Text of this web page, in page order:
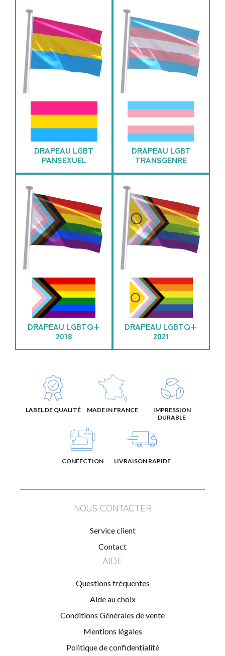
DRAPEAU LGBT
PANSEXUEL
DRAPEAU LGBT
TRANSGENRE
DRAPEAU LGBTQ+
2018
DRAPEAU LGBTQ+
2021
LABEL DE QUALITÉ MADE IN FRANCE
IMPRESSION
DURABLE
CONFECTION LIVRAISON RAPIDE
NOUS CONTACTER
Service client
Contact
AIDE
Questions fréquentes
Aide au choix
Conditions Générales de vente
Mentions légales
Politique de confidentialité